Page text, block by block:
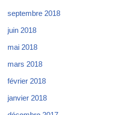
septembre 2018
juin 2018
mai 2018
mars 2018
février 2018
janvier 2018